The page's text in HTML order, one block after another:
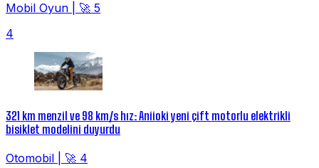
Mobil Oyun
🚀 5
4
321 km menzil ve 98 km/s hız: Aniioki yeni çift motorlu elektrikli
bisiklet modelini duyurdu
Otomobil
🚀 4